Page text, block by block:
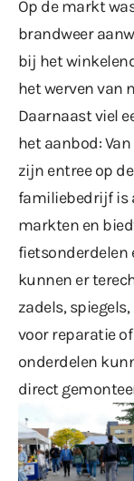
Op de markt
brandweer
bij het
het werven van
Daarnaast viel
het aanbod:
zijn entree op
familiebedrijf is
markten en
fietsonderdelen
kunnen er
zadels,
voor reparatie
onderdelen
direct